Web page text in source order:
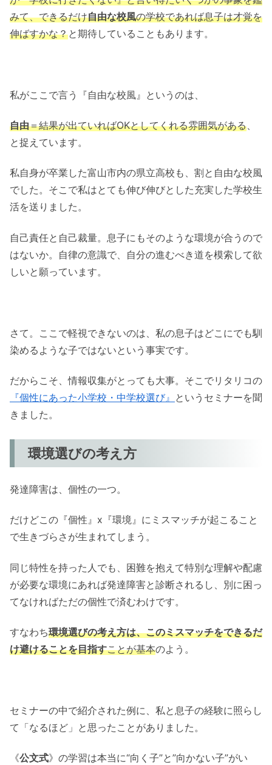
みて、できるだけ自由な校風の学校であれば息子は才覚を
伸ばすかな？と期待していることもあります。
私がここで言う『自由な校風』というのは、
自由＝結果が出ていればOKとしてくれる雰囲気がある
と捉えています。
私自身が卒業した富山市内の県立高校も、割と自由な校風
でした。そこで私はとても伸び伸びとした充実した学校生
活を送りました。
自己責任と自己裁量。息子にもそのような環境が合うので
はないか。自律の意識で、自分の進むべき道を模索して欲
しいと願っています。
さて。ここで軽視できないのは、私の息子はどこにでも馴
染めるような子ではないという事実です。
だからこそ、情報収集がとっても大事。そこでリタリコの
『個性にあった小学校・中学校選び』 というセミナーを聞
きました。
環境選びの考え方
発達障害は、個性の一つ。
だけどこの『個性』x『環境』にミスマッチが起こること
で生きづらさが生まれてしまう。
同じ特性を持った人でも、困難を抱えて特別な理解や配慮
が必要な環境にあれば発達障害と診断されるし、別に困っ
てなければただの個性で済むわけです。
すなわち環境選びの考え方は、このミスマッチをできるだ
け避けることを目指すことが基本のよう。
セミナーの中で紹介された例に、私と息子の経験に照らし
て「なるほど」と思ったことがありました。
《公文式》の学習は本当に“向く子”と”向かない子”がい